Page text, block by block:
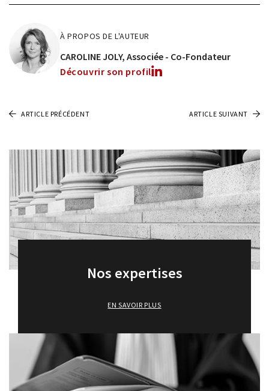
À PROPOS DE L'AUTEUR
CAROLINE JOLY Associée - Co-Fondateur
Découvrir son profil
ARTICLE PRÉCÉDENT ARTICLE SUIVANT
Nos expertises
EN SAVOIR PLUS
Qui sommes-nous ?
Expertises
Baro Alto Formation
Actualités
Baro Alto Academy
Nous contacter